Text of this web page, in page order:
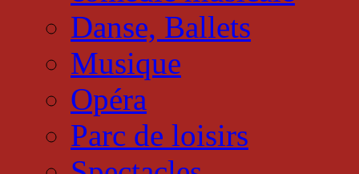
Danse, Ballets
Musique
Opéra
Parc de loisirs